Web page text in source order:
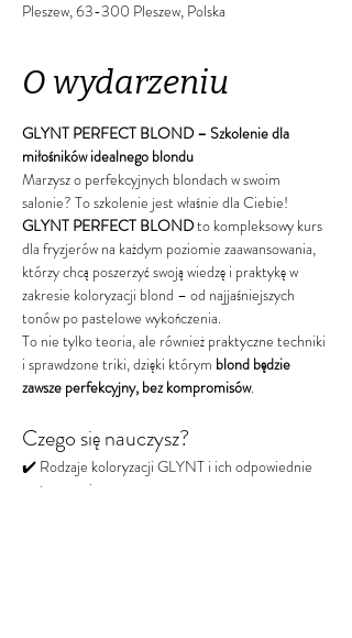
Pleszew, 63-300 Pleszew, Polska
O wydarzeniu
GLYNT PERFECT BLOND – Szkolenie dla
miłośników idealnego blondu
Marzysz o perfekcyjnych blondach w swoim
salonie? To szkolenie jest właśnie dla Ciebie!
GLYNT PERFECT BLOND to kompleksowy kurs
dla fryzjerów na każdym poziomie zaawansowania,
którzy chcą poszerzyć swoją wiedzę i praktykę w
zakresie koloryzacji blond – od najjaśniejszych
tonów po pastelowe wykończenia.
To nie tylko teoria, ale również praktyczne techniki
i sprawdzone triki, dzięki którym blond będzie
zawsze perfekcyjny, bez kompromisów.
Czego się nauczysz?
✔️ Rodzaje koloryzacji GLYNT i ich odpowiednie
zastosowanie